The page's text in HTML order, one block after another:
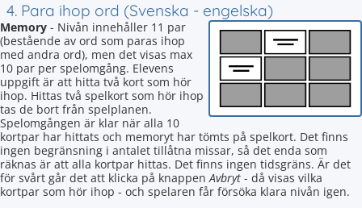
4. Para ihop ord (Svenska - engelska)
Memory - Nivån innehåller 11 par
(bestående av ord som paras ihop
med andra ord), men det visas max
10 par per spelomgång. Elevens
uppgift är att hitta två kort som hör
ihop. Hittas två spelkort som hör ihop
tas de bort från spelplanen.
Spelomgången är klar när alla 10
kortpar har hittats och memoryt har tömts på spelkort. Det finns
ingen begränsning i antalet tillåtna missar, så det enda som
räknas är att alla kortpar hittas. Det finns ingen tidsgräns. Är det
för svårt går det att klicka på knappenAvbryt - då visas vilka
kortpar som hör ihop - och spelaren får försöka klara nivån igen.